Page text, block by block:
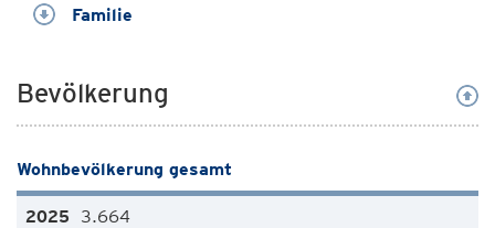
Familie
Bevölkerung
Wohnbevölkerung gesamt
3.664